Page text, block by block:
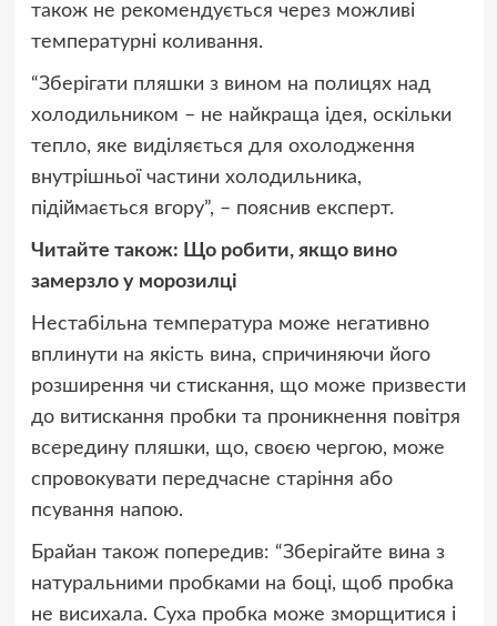
також не рекомендується через можливі
температурні коливання.
“Зберігати пляшки з вином на полицях над
холодильником – не найкраща ідея, оскільки
тепло, яке виділяється для охолодження
внутрішньої частини холодильника,
підіймається вгору”, – пояснив експерт.
Читайте також: Що робити, якщо вино
замерзло у морозилці
Нестабільна температура може негативно
вплинути на якість вина, спричиняючи його
розширення чи стискання, що може призвести
до витискання пробки та проникнення повітря
всередину пляшки, що, своєю чергою, може
спровокувати передчасне старіння або
псування напою.
Брайан також попередив: “Зберігайте вина з
натуральними пробками на боці, щоб пробка
не висихала. Суха пробка може зморщитися і